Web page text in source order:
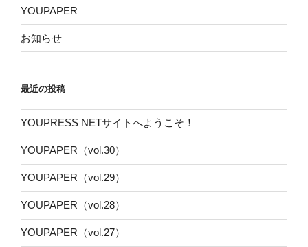
YOUPAPER
お知らせ
最近の投稿
YOUPRESS NETサイトへようこそ！
YOUPAPER（vol.30）
YOUPAPER（vol.29）
YOUPAPER（vol.28）
YOUPAPER（vol.27）